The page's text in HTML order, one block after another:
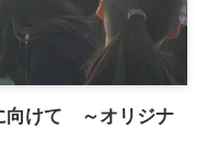
向けて ～オリジナ